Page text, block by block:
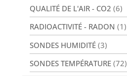
QUALITÉ DE L'AIR - CO2 (6)
RADIOACTIVITÉ - RADON (1)
SONDES HUMIDITÉ (3)
SONDES TEMPÉRATURE (72)